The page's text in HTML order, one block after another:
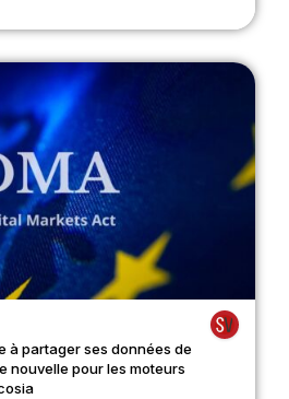
à partager ses données de
pour les moteurs